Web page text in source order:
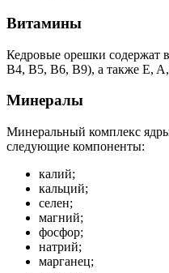
Витамины
Кедровые орешки содержат
B4, B5, B6, B9), а также E,
Минералы
Минеральный комплекс
следующие компоненты:
калий;
кальций;
селен;
магний;
фосфор;
натрий;
марганец;